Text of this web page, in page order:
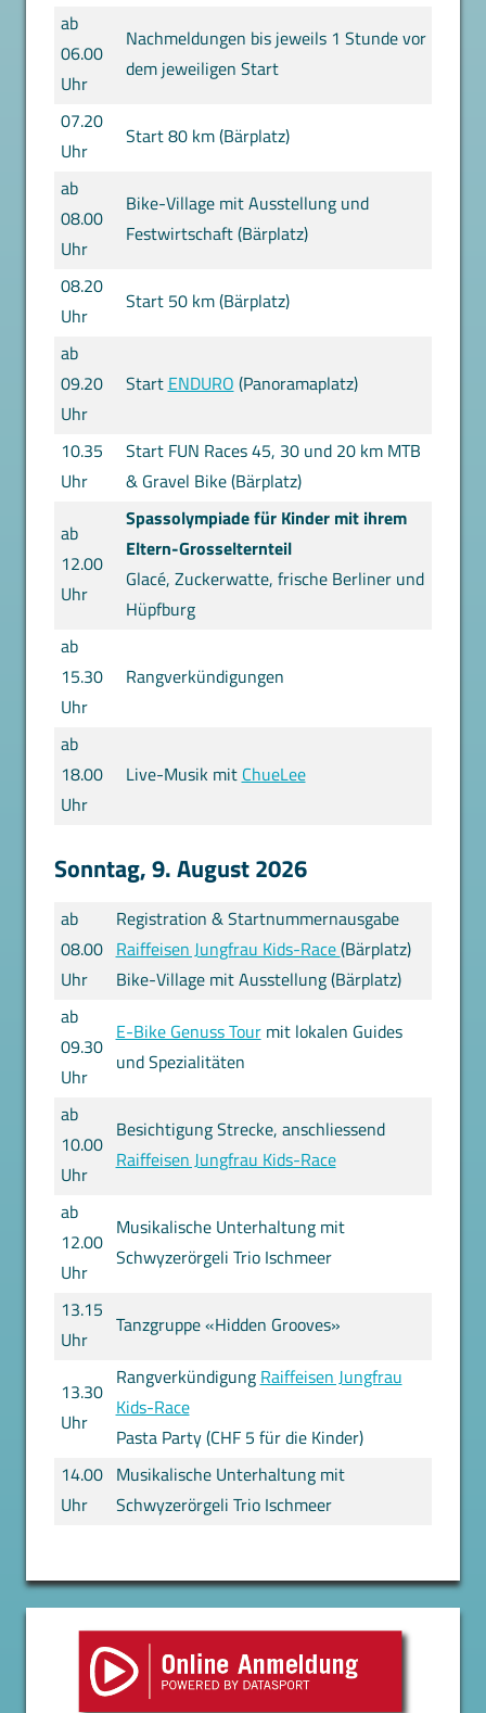
ab
06.00
Uhr
Nachmeldungen bis jeweils 1 Stunde vor
dem jeweiligen Start
07.20
Uhr
Start 80 km (Bärplatz)
ab
08.00
Uhr
Bike-Village mit Ausstellung und
Festwirtschaft (Bärplatz)
08.20
Uhr
Start 50 km (Bärplatz)
ab
09.20
Uhr
Start ENDURO (Panoramaplatz)
10.35
Uhr
Start FUN Races 45, 30 und 20 km MTB
& Gravel Bike (Bärplatz)
ab
12.00
Uhr
Spassolympiade für Kinder mit ihrem
Eltern-Grosselternteil
Glacé, Zuckerwatte, frische Berliner und
Hüpfburg
ab
15.30
Uhr
Rangverkündigungen
ab
18.00
Uhr
Live-Musik mit ChueLee
Sonntag, 9. August 2026
ab
08.00
Uhr
Registration & Startnummernausgabe
Raiffeisen Jungfrau Kids-Race(Bärplatz)
Bike-Village mit Ausstellung (Bärplatz)
ab
09.30
Uhr
E-Bike Genuss Tourmit lokalen Guides
und Spezialitäten
ab
10.00
Uhr
Besichtigung Strecke, anschliessend
Raiffeisen Jungfrau Kids-Race
ab
12.00
Uhr
Musikalische Unterhaltung mit
Schwyzerörgeli Trio Ischmeer
13.15
Uhr
Tanzgruppe «Hidden Grooves»
13.30
Uhr
Rangverkündigung Raiffeisen Jungfrau
Kids-Race
Pasta Party (CHF 5 für die Kinder)
14.00
Uhr
Musikalische Unterhaltung mit
Schwyzerörgeli Trio Ischmeer